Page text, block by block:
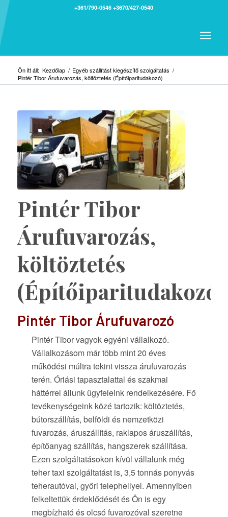
+361/790-0546 +3670/427-0540
Ön itt áll: Kezdőlap / Egyéb szállítást kiegészítő szolgáltatás /
Pintér Tibor Árufuvarozás, költöztetés (Építőiparitudakozó)
Pintér Tibor
Árufuvarozás,
költöztetés
(Építőiparitudakozó)
Pintér Tibor Árufuvarozó
Pintér Tibor vagyok egyéni vállalkozó.
Vállalkozásom már több mint 20 éves
működési múltra tekint vissza árufuvarozás
terén. Óriási tapasztalattal és szakmai
háttérrel állunk ügyfeleink rendelkezésére. Fő
tevékenységeink közé tartozik: költöztetés,
bútorszállítás, belföldi és nemzetközi
fuvarozás, áruszállítás, raklapos áruszállítás,
építőanyag szállítás, hangszerek szállítása.
Ezen szolgáltatásokon kívül vállalunk még
teher taxi szolgáltatást is, 3,5 tonnás ponyvás
teherautóval, győri telephellyel. Amennyiben
felkeltettük érdeklődését és Ön is egy
megbízható és olcsó fuvarozóval szeretne